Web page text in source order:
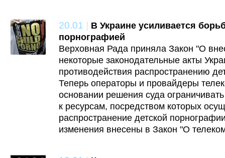
20.01 | В Украине усиливается
порнографией
Верховная Рада приняла Закон "О
некоторые законодательные акты
противодействия распространению
Теперь операторы и провайдеры
основании решения суда
к ресурсам, посредством которых
распространение детской
изменения внесены в Закон "О